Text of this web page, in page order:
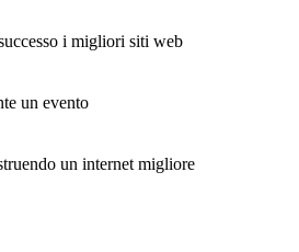
i migliori siti web
un evento
un internet migliore